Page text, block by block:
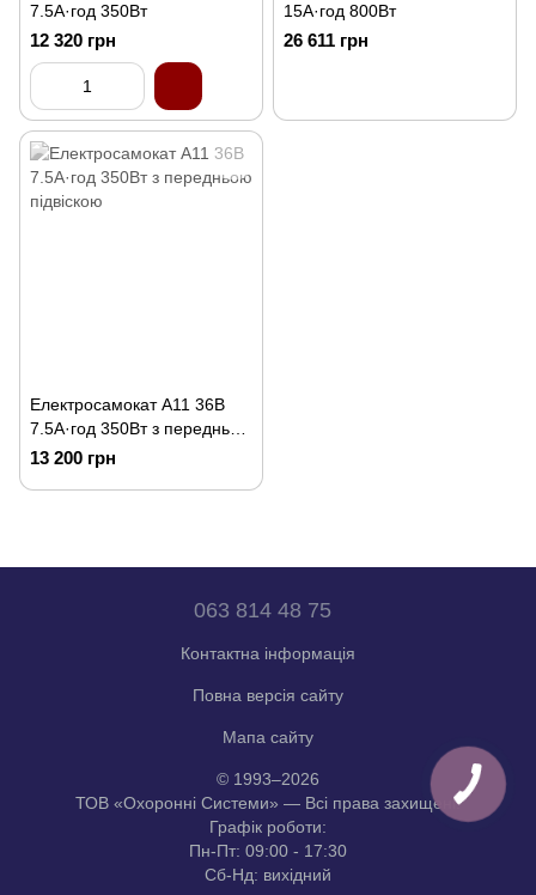
7.5А·год 350Вт
12 320 грн
15А·год 800Вт
26 611 грн
Електросамокат A11 36В
7.5А·год 350Вт з передньою
підвіскою
13 200 грн
063 814 48 75
Контактна інформація
Повна версія сайту
Мапа сайту
© 1993–2026
ТОВ «Охоронні Системи» — Всі права захищені.
Графік роботи:
Пн-Пт: 09:00 - 17:30
Сб-Нд: вихідний